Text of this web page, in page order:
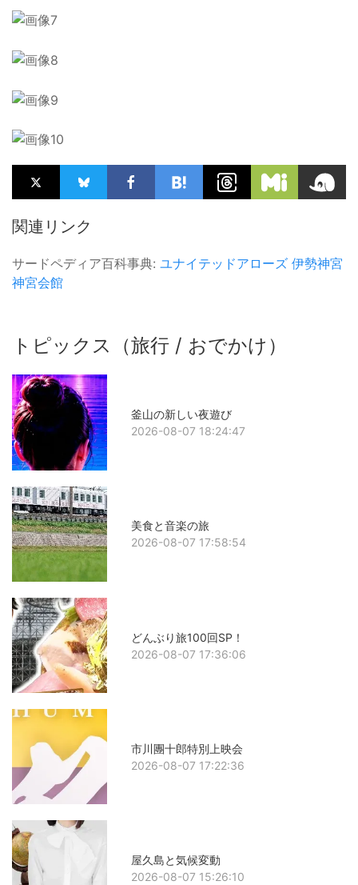
関連リンク
サードペディア百科事典: ユナイテッドアローズ 伊勢神宮
神宮会館
トピックス（旅行 / おでかけ）
釜山の新しい夜遊び
2026-08-07 18:24:47
美食と音楽の旅
2026-08-07 17:58:54
どんぶり旅100回SP！
2026-08-07 17:36:06
市川團十郎特別上映会
2026-08-07 17:22:36
屋久島と気候変動
2026-08-07 15:26:10